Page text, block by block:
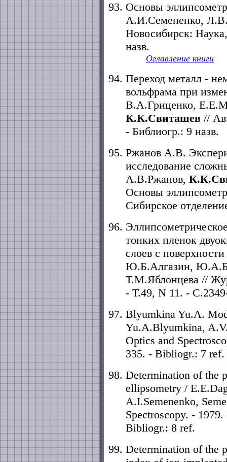
Основы
А.И.Семененко,
Новосибирск:
назв.
Оглавление книги
Переход металл -
вольфрама при
В.А.Гриценко,
К.К.Свиташев //
- Библиогр.: 9 назв.
Ржанов А.В.
исследование
А.В.Ржанов,
Основы
Сибирское
тонких пленок
слоев с
Ю.Б.Алгазин,
Т.М.Яблонцева //
- Т.49, N 11. -
Blyumkina Yu.A.
Yu.A.Blyumkina,
Optics and
335. - Bibliogr.: 7 ref.
Determination of the
ellipsometry /
A.I.Semenenko,
Spectroscopy. -
Bibliogr.: 8 ref.
Determination of the